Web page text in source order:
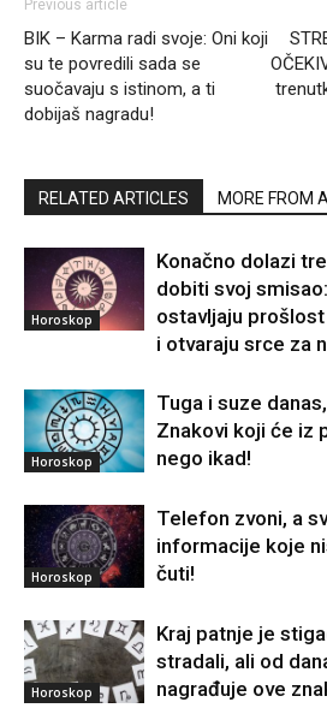
Previous article
BIK – Karma radi svoje: Oni koji
su te povredili sada se
suočavaju s istinom, a ti
dobijaš nagradu!
RELATED ARTICLES MORE FROM
Horoskop
Konačno dolazi
dobiti svoj
ostavljaju
i otvaraju srce za
Horoskop
Tuga i suze
Znakovi koji će iz
nego ikad!
Horoskop
Telefon zvoni, a
informacije koje
čuti!
Horoskop
Kraj patnje je
stradali, ali od
nagrađuje ove